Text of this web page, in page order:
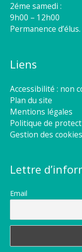
2éme samedi :
9h00 – 12h00
Permanence d’élus.
Liens
Accessibilité : non
Plan du site
Mentions légales
Politique de
Gestion des cookies
Lettre
Email